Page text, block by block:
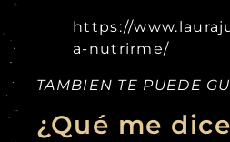
https://
a-nutrirme/
TAMBIEN TE PUEDE
¿Qué me